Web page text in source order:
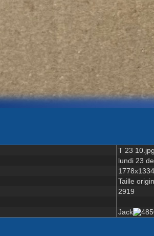
T 23 10.jpg
lundi 23
1778x1334
Taille
2919
Jack